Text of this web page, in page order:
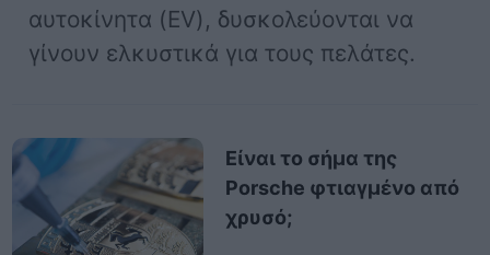
αυτοκίνητα (EV), δυσκολεύονται να
γίνουν ελκυστικά για τους πελάτες.
Είναι το σήμα της
Porsche φτιαγμένο από
χρυσό;